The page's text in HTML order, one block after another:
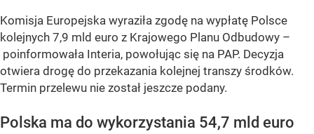
Komisja Europejska wyraziła zgodę na wypłatę Polsce
kolejnych 7,9 mld euro z Krajowego Planu Odbudowy –
poinformowała Interia, powołując się na PAP. Decyzja
otwiera drogę do przekazania kolejnej transzy środków.
Termin przelewu nie został jeszcze podany.
Polska ma do wykorzystania 54,7 mld euro